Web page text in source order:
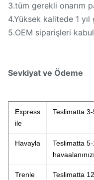
3.tüm gerekli onarım
4.Yüksek kalitede 1
5.OEM siparişleri
Sevkiyat ve Ödeme
Express
ile
Teslimatta
Havayla
Teslimatta
Trenle Teslimatta